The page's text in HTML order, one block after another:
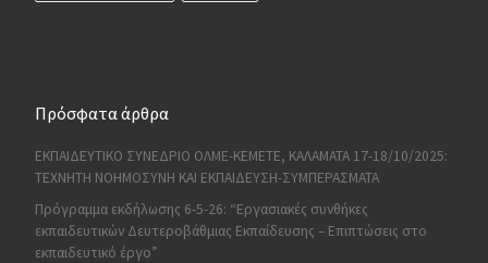
Πρόσφατα άρθρα
ΕΚΠΑΙΔΕΥΤΙΚΟ ΣΥΝΕΔΡΙΟ ΟΛΜΕ-ΚΕΜΕΤΕ, ΚΑΛΑΜΑΤΑ 17-18/10/2025:
ΤΕΧΝΗΤΗ ΝΟΗΜΟΣΥΝΗ ΚΑΙ ΕΚΠΑΙΔΕΥΣΗ-ΣΥΜΠΕΡΑΣΜΑΤΑ
Πρόγραμμα εκδήλωσης 6-5-26: “Εργασιακές συνθήκες
εκπαιδευτικών Δευτεροβάθμιας Εκπαίδευσης – Επιπτώσεις στο
εκπαιδευτικό έργο”